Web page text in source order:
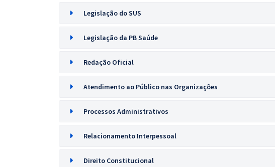
Legislação do SUS
Legislação da PB Saúde
Redação Oficial
Atendimento ao Público nas Organizações
Processos Administrativos
Relacionamento Interpessoal
Direito Constitucional